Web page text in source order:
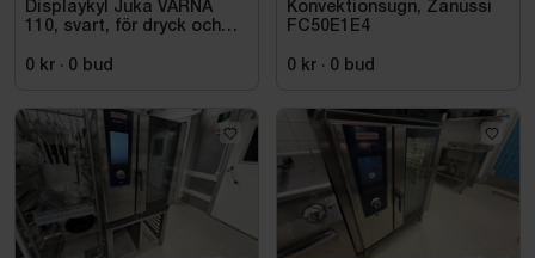
Displaykyl Juka VARNA
110, svart, för dryck och
0 kr · 0 bud
Konvektionsugn, Zanussi
FC50E1E4
0 kr · 0 bud